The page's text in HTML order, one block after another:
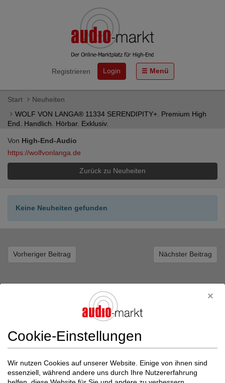
Registrieren Login Menü
Start
Neuheiten
WOLF VON LANGA® 11334 SERENDIPITY+. Premium High
End. Handlich. Hörbar. Exklusiv.
Von High-End-Audio
https://wolfvonlanga.de
Zurück zu Neuheiten
Keine Neuheiten gefunden
Vorheriger Beitrag Nächster Beitrag
Inserate von High-End-Audio im audio-markt
Cookie-Einstellungen
Wir nutzen Cookies auf unserer Website. Einige von ihnen sind
essenziell, während andere uns durch Ihre Nutzererfahrung